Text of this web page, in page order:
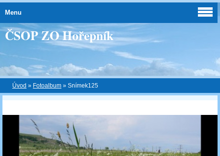
ČSOP ZO Hořepník
Úvod » Fotoalbum » Snímek125
Menu